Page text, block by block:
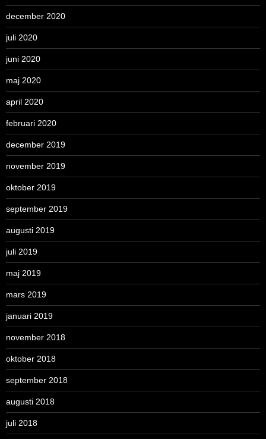
december 2020
juli 2020
juni 2020
maj 2020
april 2020
februari 2020
december 2019
november 2019
oktober 2019
september 2019
augusti 2019
juli 2019
maj 2019
mars 2019
januari 2019
november 2018
oktober 2018
september 2018
augusti 2018
juli 2018